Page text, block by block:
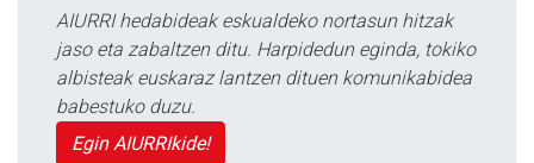
AIURRI hedabideak eskualdeko nortasun hitzak
jaso eta zabaltzen ditu. Harpidedun eginda, tokiko
albisteak euskaraz lantzen dituen komunikabidea
babestuko duzu.
Egin AIURRIkide!